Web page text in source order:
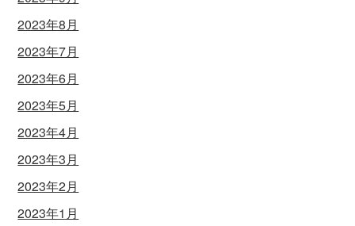
2023年8月
2023年7月
2023年6月
2023年5月
2023年4月
2023年3月
2023年2月
2023年1月